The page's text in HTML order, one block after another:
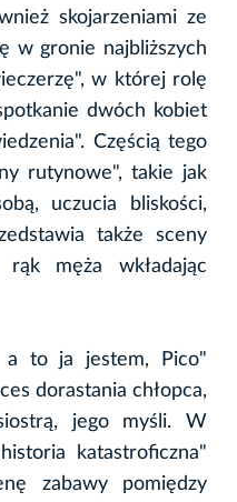
skojarzeniami ze
w gronie najbliższych
w której rolę
dwóch kobiet
Częścią tego
rutynowe", takie jak
uczucia bliskości,
także sceny
męża wkładając
to ja jestem, Pico"
dorastania chłopca,
jego myśli. W
katastroficzna"
zabawy pomiędzy